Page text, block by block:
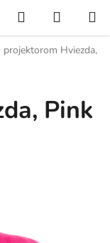
Hľadať
KOŠÍK
projektorom Hviezda,
Pink